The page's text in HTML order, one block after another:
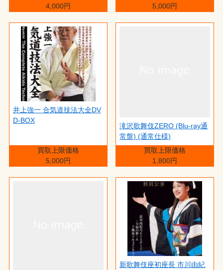
4,000円
5,000円
井上強一 合気道技法大全DV
D-BOX
買取上限価格
5,000円
滝沢歌舞伎ZERO (Blu-ray通
常盤) (通常仕様)
買取上限価格
1,800円
新歌舞伎座初座長 市川由紀